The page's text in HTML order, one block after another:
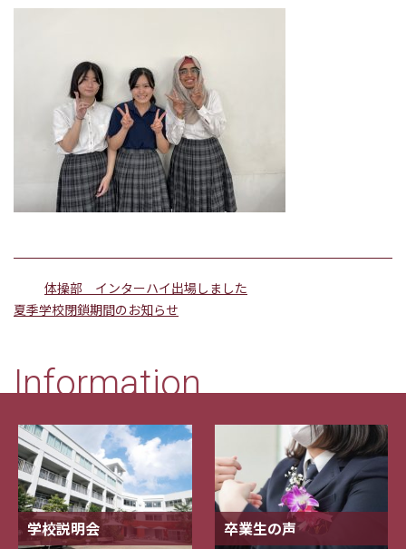
体操部 インターハイ出場しました
夏季学校閉鎖期間のお知らせ
Information
学校説明会 卒業生の声